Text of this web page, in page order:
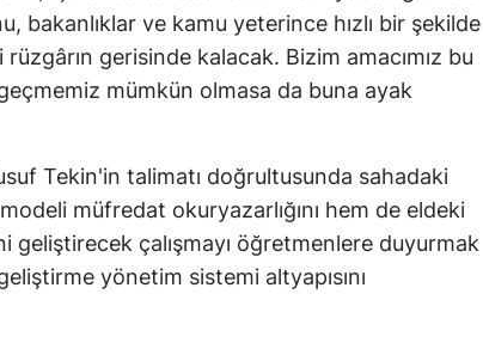
bakanlıklar ve kamu yeterince hızlı bir şekilde
gerisinde kalacak. Bizim amacımız bu
mümkün olmasa da buna ayak
Tekin'in talimatı doğrultusunda sahadaki
müfredat okuryazarlığını hem de eldeki
geliştirecek çalışmayı öğretmenlere duyurmak
yönetim sistemi altyapısını